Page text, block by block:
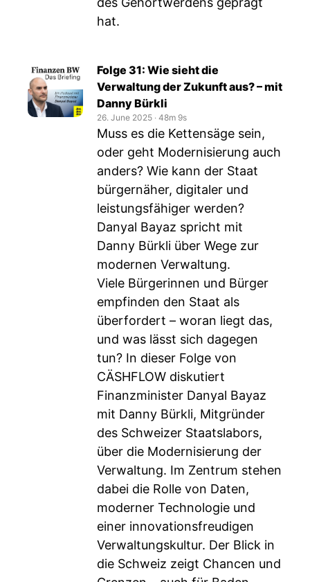
hat.
Folge 31: Wie sieht die
Verwaltung der Zukunft aus? – mit
Danny Bürkli
26. June 2025 ‧ 48m 9s
Muss es die Kettensäge sein,
oder geht Modernisierung auch
anders? Wie kann der Staat
bürgernäher, digitaler und
leistungsfähiger werden?
Danyal Bayaz spricht mit
Danny Bürkli über Wege zur
modernen Verwaltung.
Viele Bürgerinnen und Bürger
empfinden den Staat als
überfordert – woran liegt das,
und was lässt sich dagegen
tun? In dieser Folge von
CÄSHFLOW diskutiert
Finanzminister Danyal Bayaz
mit Danny Bürkli, Mitgründer
des Schweizer Staatslabors,
über die Modernisierung der
Verwaltung. Im Zentrum stehen
dabei die Rolle von Daten,
moderner Technologie und
einer innovationsfreudigen
Verwaltungskultur. Der Blick in
die Schweiz zeigt Chancen und